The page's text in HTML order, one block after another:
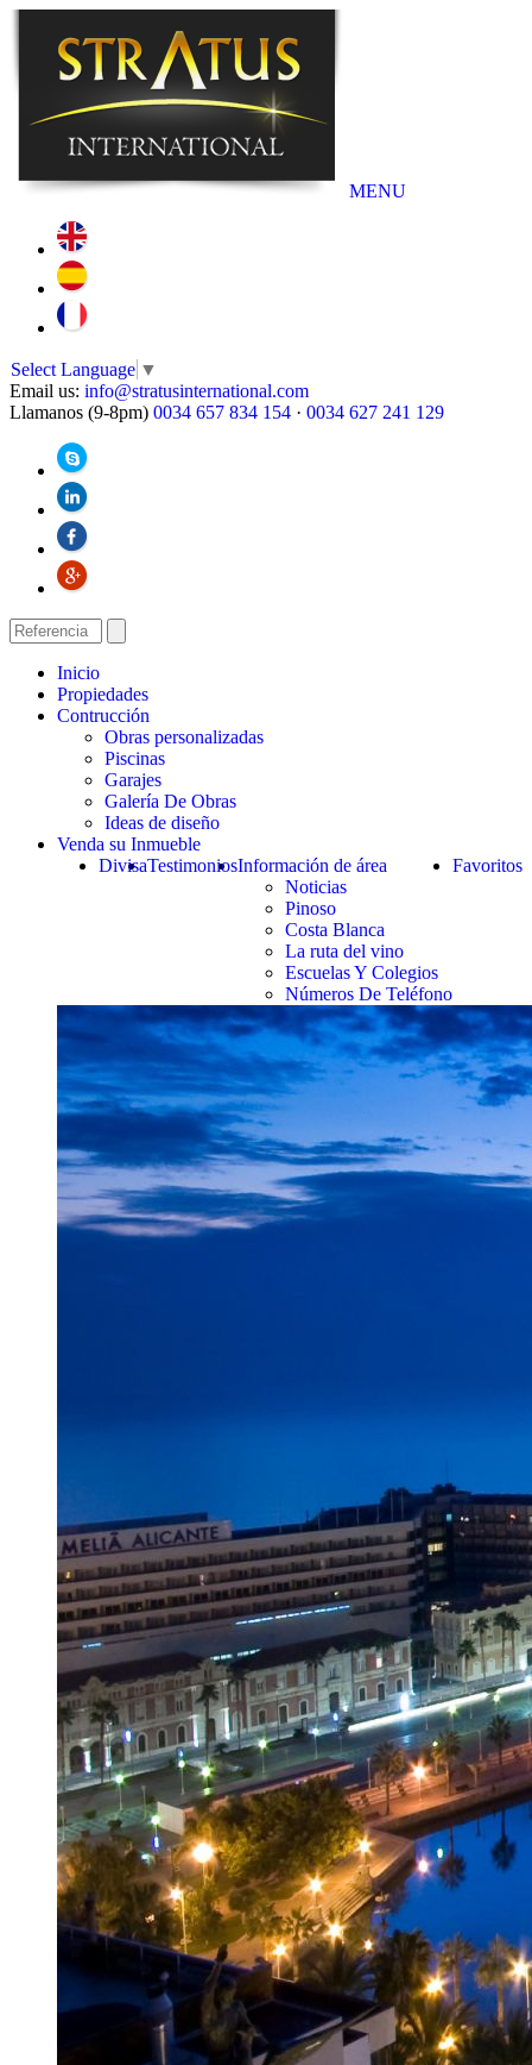
MENU
Select Language ▼
Email us: info@stratusinternational.com
Llamanos (9-8pm) 0034 657 834 154 · 0034 627 241 129
Inicio
Propiedades
Contrucción
Obras personalizadas
Piscinas
Garajes
Galería De Obras
Ideas de diseño
Venda su Inmueble
Favoritos
Información de área
Noticias
Pinoso
Costa Blanca
La ruta del vino
Escuelas Y Colegios
Números De Teléfono
Testimonios
Divisa